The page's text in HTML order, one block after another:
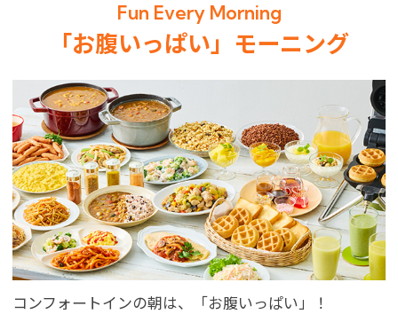
1室あたり
会員特典のご案内
会員登録 ログイン
予約確認・変更・キャンセル
特別優待会員様 交通＋宿泊プラン
Fun Every Morning
「お腹いっぱい」モーニング
コンフォートインの朝は、「お腹いっぱい」！